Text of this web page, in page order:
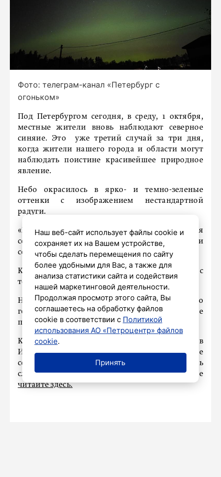
Фото: телеграм-канал «Петербург с
огоньком»
Под Петербургом сегодня, в среду, 1 октября,
местные жители вновь наблюдают северное
синяие. Это уже третий случай за три дня,
когда жители нашего города и области могут
наблюдать поистине красивейшее природное
явление.
Небо окрасилось в ярко- и темно-зеленые
оттенки с изображением нестандартной
радуги.
«В Ленобласти немного просвечивается
северное сияние», – пишут пользователи
соцсетей.
Кадрами жители области поделились с
телеграм-каналом «Петербург с огоньком».
Напомним: северное сияние жители нашего
города и Ленобласти наблюдали в минувшие
понедельник и вторник.
Как сообщал ранее «Петербургский дневник», в
ИКИ РАН специалисты связали появление
северного сияния с тем, что на Земле началась
слабая магнитная буря уровня G1. Подробнее
читайте здесь.
Наш веб-сайт использует файлы cookie и
сохраняет их на Вашем устройстве,
чтобы сделать перемещения по сайту
более удобными для Вас, а также для
анализа статистики сайта и содействия
нашей маркетинговой деятельности.
Продолжая просмотр этого сайта, Вы
соглашаетесь на обработку файлов
cookie в соответствии с Политикой
использования АО «Петроцентр» файлов
cookie.
Принять